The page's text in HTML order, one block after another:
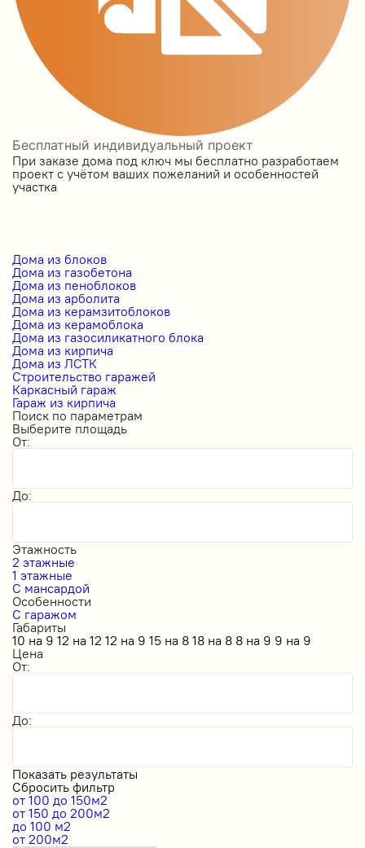
Бесплатный индивидуальный проект
При заказе дома под ключ мы бесплатно разработаем
проект с учётом ваших пожеланий и особенностей
участка
Дома из блоков
Дома из газобетона
Дома из пеноблоков
Дома из арболита
Дома из керамзитоблоков
Дома из керамоблока
Дома из газосиликатного блока
Дома из кирпича
Дома из ЛСТК
Строительство гаражей
Каркасный гараж
Гараж из кирпича
Поиск по параметрам
Выберите площадь
От:
До:
Этажность
2 этажные
1 этажные
С мансардой
Особенности
С гаражом
Габариты
10 на 9 12 на 12 12 на 9 15 на 8 18 на 8 8 на 9 9 на 9
Цена
От:
До:
Показать результаты
Сбросить фильтр
от 100 до 150м2
от 150 до 200м2
до 100 м2
от 200м2